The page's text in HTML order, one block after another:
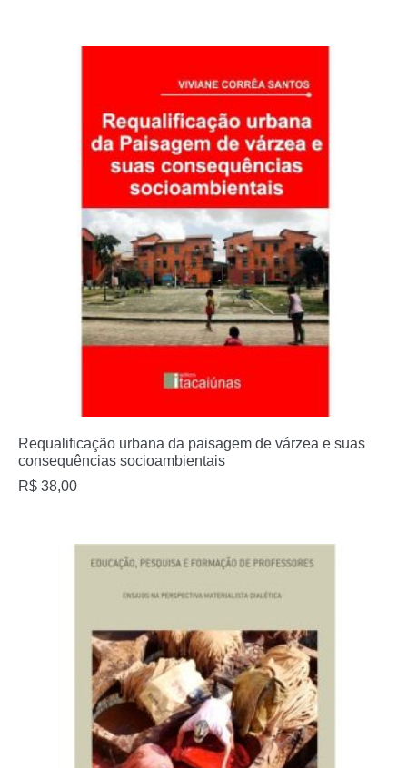
Requalificação urbana da paisagem de várzea e suas
consequências socioambientais
R$ 38,00